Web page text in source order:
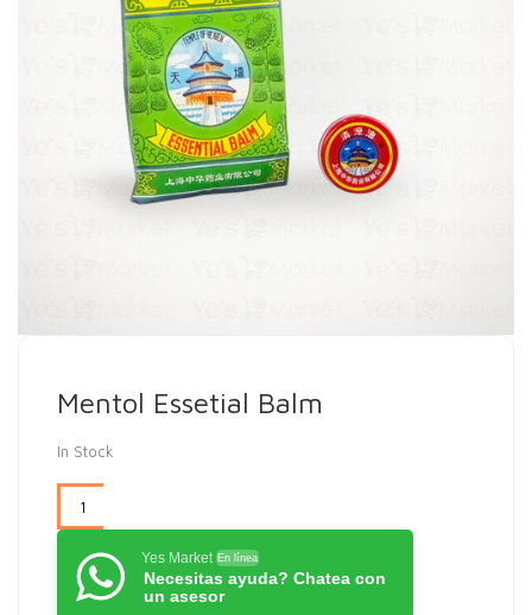
Mentol Essetial Balm
In Stock
Yes Market En línea
Necesitas ayuda? Chatea con
un asesor